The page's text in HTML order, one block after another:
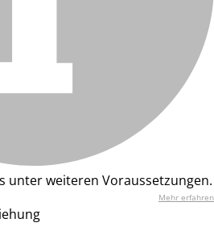
unter weiteren Voraussetzungen.
Mehr erfahren